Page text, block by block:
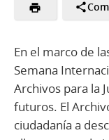
En el marco de
Semana
Archivos para la
futuros. El
ciudadanía a